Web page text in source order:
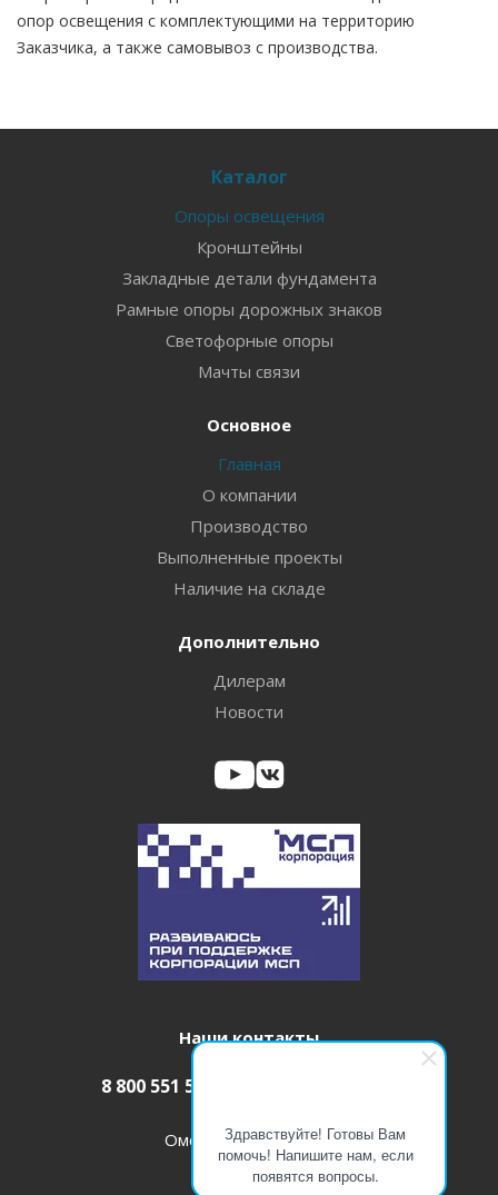
Здравствуйте! Готовы Вам
помочь! Напишите нам, если
появятся вопросы.
опор освещения с комплектующими на территорию
Заказчика, а также самовывоз с производства.
Каталог
Опоры освещения
Кронштейны
Закладные детали фундамента
Рамные опоры дорожных знаков
Светофорные опоры
Мачты связи
Основное
Главная
О компании
Производство
Выполненные проекты
Наличие на складе
Дополнительно
Дилерам
Новости
Наши контакты
8 800 551 52 08
Омск, ул. Фрунзе, 40, 223